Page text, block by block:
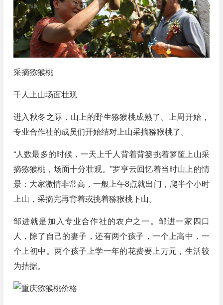
采摘猕猴桃
千人上山场面壮观
进入秋冬之际，山上的野生猕猴桃成熟了。上周开始，
专业合作社的成员们开始结对上山采摘猕猴桃了。
“人数最多的时候，一天上千人背着背篓挑着箩筐上山采
摘猕猴桃，场面十分壮观。”罗亨云回忆着当时山上的情
景：大家激情非常高，一般上午8点就出门，爬半个小时
上山，采摘完再背着或挑着猕猴桃下山。
邹进就是加入专业合作社的农户之一。邹进一家四口
人，除了自己的妻子，还有两个孩子，一个上高中，一
个上初中。两个孩子上学一年的花费要上万元，生活较
为拮据。